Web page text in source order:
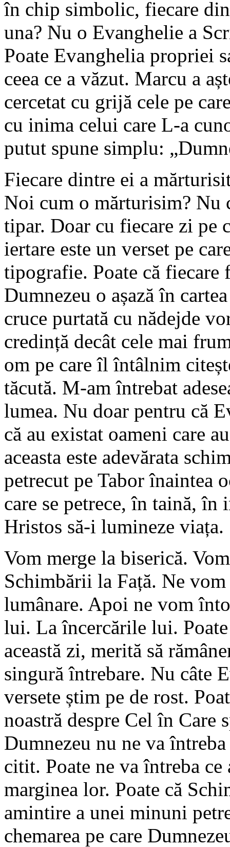
în chip simbolic, fiecare
una? Nu o Evanghelie a
Poate Evanghelia propriei
ceea ce a văzut. Marcu a
cercetat cu grijă cele pe
cu inima celui care L-a
putut spune simplu:
Fiecare dintre ei a
Noi cum o mărturisim? Nu
tipar. Doar cu fiecare zi pe
iertare este un verset pe
tipografie. Poate că fiecare
Dumnezeu o așază în
cruce purtată cu nădejde
credință decât cele mai
om pe care îl întâlnim
tăcută. M-am întrebat
lumea. Nu doar pentru că
că au existat oameni care
aceasta este adevărata
petrecut pe Tabor înaintea
care se petrece, în taină,
Hristos să-i lumineze viața.
Vom merge la biserică.
Schimbării la Față. Ne
lumânare. Apoi ne vom
lui. La încercările lui.
această zi, merită să
singură întrebare. Nu câte
versete știm pe de rost.
noastră despre Cel în Care
Dumnezeu nu ne va
citit. Poate ne va întreba
marginea lor. Poate că
amintire a unei minuni
chemarea pe care